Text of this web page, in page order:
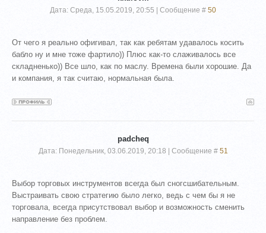
Дата: Среда, 15.05.2019, 20:55 | Сообщение # 50
От чего я реально офигивал, так как ребятам удавалось косить
бабло ну и мне тоже фартило)) Плюс как-то слаживалось все
складненько)) Все шло, как по маслу. Времена были хорошие. Да
и компания, я так считаю, нормальная была.
padcheq
Дата: Понедельник, 03.06.2019, 20:18 | Сообщение # 51
Выбор торговых инструментов всегда был сногсшибательным.
Выстраивать свою стратегию было легко, ведь с чем бы я не
торговала, всегда присутствовал выбор и возможность сменить
направление без проблем.